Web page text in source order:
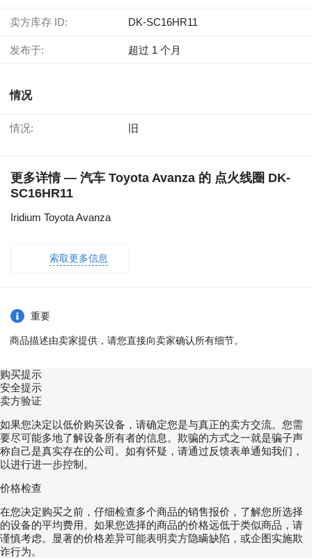
卖方库存 ID: DK-SC16HR11
发布于: 超过 1 个月
情况
情况: 旧
更多详情 — 汽车 Toyota Avanza 的 点火线圈 DK-
SC16HR11
Iridium Toyota Avanza
索取更多信息
重要
商品描述由卖家提供，请您直接向卖家确认所有细节。
购买提示
安全提示
卖方验证
如果您决定以低价购买设备，请确定您是与真正的卖方交流。您需
要尽可能多地了解设备所有者的信息。欺骗的方式之一就是骗子声
称自己是真实存在的公司。如有怀疑，请通过反馈表单通知我们，
以进行进一步控制。
价格检查
在您决定购买之前，仔细检查多个商品的销售报价，了解您所选择
的设备的平均费用。如果您选择的商品的价格远低于类似商品，请
谨慎考虑。显著的价格差异可能表明卖方隐瞒缺陷，或企图实施欺
诈行为。